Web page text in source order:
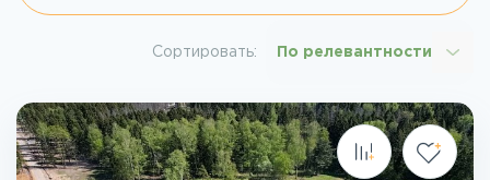
Сортировать: По релевантности